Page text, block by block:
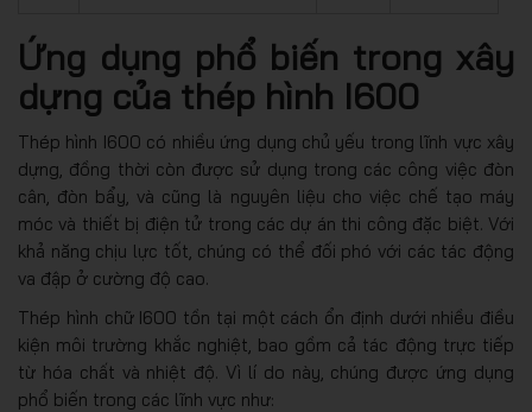
Ứng dụng phổ biến trong xây
dựng của thép hình I600
Thép hình I600 có nhiều ứng dụng chủ yếu trong lĩnh vực xây
dựng, đồng thời còn được sử dụng trong các công việc đòn
cân, đòn bẩy, và cũng là nguyên liệu cho việc chế tạo máy
móc và thiết bị điện tử trong các dự án thi công đặc biệt. Với
khả năng chịu lực tốt, chúng có thể đối phó với các tác động
va đập ở cường độ cao.
Thép hình chữ I600 tồn tại một cách ổn định dưới nhiều điều
kiện môi trường khắc nghiệt, bao gồm cả tác động trực tiếp
từ hóa chất và nhiệt độ. Vì lí do này, chúng được ứng dụng
phổ biến trong các lĩnh vực như: